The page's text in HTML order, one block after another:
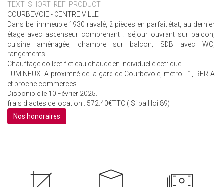
TEXT_SHORT_REF_PRODUCT
COURBEVOIE - CENTRE VILLE
Dans bel immeuble 1930 ravalé, 2 pièces en parfait état, au dernier
étage avec ascenseur comprenant : séjour ouvrant sur balcon,
cuisine aménagée, chambre sur balcon, SDB avec WC,
rangements.
Chauffage collectif et eau chaude en individuel électrique
LUMINEUX. A proximité de la gare de Courbevoie, métro L1, RER A
et proche commerces.
Disponible le 10 Février 2025.
frais d'actes de location : 572.40€TTC ( Si bail loi 89)
Nos honoraires